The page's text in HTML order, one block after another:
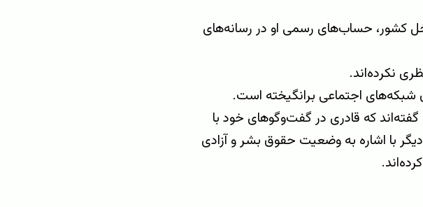
کشور، حساب‌های رسمی او در رسانه‌های
نکرده‌اند.
شبکه‌های اجتماعی برانگیخته است.
گفته‌اند که قادری در گفت‌وگوهای خود با
با اشاره به وضعیت حقوق بشر و آزادی